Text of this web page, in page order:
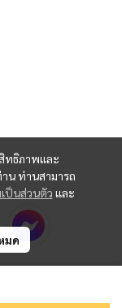
ทธิภาพและ
น ท่านสามารถ
ป็นส่วนตัว และ
มด